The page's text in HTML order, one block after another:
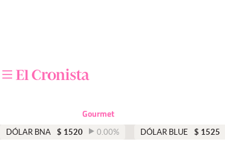
Otras secciones
Gourmet
DÓLAR BNA $ 1520 0.00% DÓLAR BLUE $ 1525